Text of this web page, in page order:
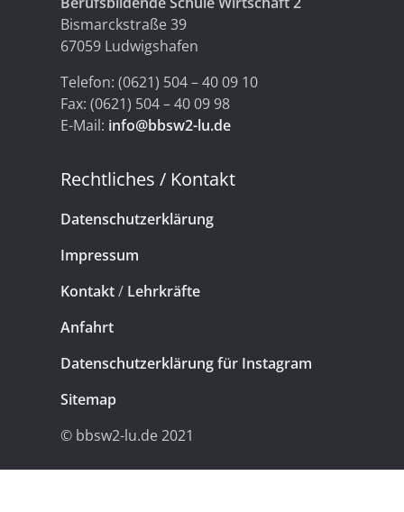
Bismarckstraße 39
67059 Ludwigshafen
Telefon: (0621) 504 – 40 09 10
Fax: (0621) 504 – 40 09 98
E-Mail: info@bbsw2-lu.de
Rechtliches / Kontakt
Datenschutzerklärung
Impressum
Kontakt/ Lehrkräfte
Anfahrt
Datenschutzerklärung für Instagram
Sitemap
© bbsw2-lu.de 2021